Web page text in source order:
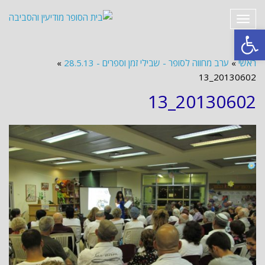
פתח סרגל נגישות
תפריט
ראשי » ערב מחווה לסופר - שבילי זמן וספרים - 28.5.13
»
20130602_13
20130602_13